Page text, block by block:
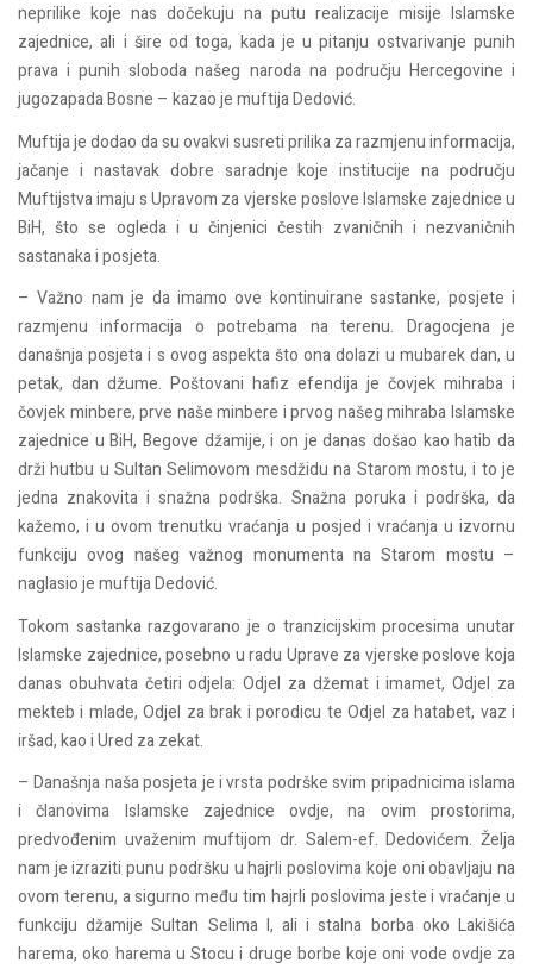
neprilike koje nas dočekuju na putu realizacije misije Islamske
zajednice, ali i šire od toga, kada je u pitanju ostvarivanje punih
prava i punih sloboda našeg naroda na području Hercegovine i
jugozapada Bosne – kazao je muftija Dedović.
Muftija je dodao da su ovakvi susreti prilika za razmjenu informacija,
jačanje i nastavak dobre saradnje koje institucije na području
Muftijstva imaju s Upravom za vjerske poslove Islamske zajednice u
BiH, što se ogleda i u činjenici čestih zvaničnih i nezvaničnih
sastanaka i posjeta.
– Važno nam je da imamo ove kontinuirane sastanke, posjete i
razmjenu informacija o potrebama na terenu. Dragocjena je
današnja posjeta i s ovog aspekta što ona dolazi u mubarek dan, u
petak, dan džume. Poštovani hafiz efendija je čovjek mihraba i
čovjek minbere, prve naše minbere i prvog našeg mihraba Islamske
zajednice u BiH, Begove džamije, i on je danas došao kao hatib da
drži hutbu u Sultan Selimovom mesdžidu na Starom mostu, i to je
jedna znakovita i snažna podrška. Snažna poruka i podrška, da
kažemo, i u ovom trenutku vraćanja u posjed i vraćanja u izvornu
funkciju ovog našeg važnog monumenta na Starom mostu –
naglasio je muftija Dedović.
Tokom sastanka razgovarano je o tranzicijskim procesima unutar
Islamske zajednice, posebno u radu Uprave za vjerske poslove koja
danas obuhvata četiri odjela: Odjel za džemat i imamet, Odjel za
mekteb i mlade, Odjel za brak i porodicu te Odjel za hatabet, vaz i
iršad, kao i Ured za zekat.
– Današnja naša posjeta je i vrsta podrške svim pripadnicima islama
i članovima Islamske zajednice ovdje, na ovim prostorima,
predvođenim uvaženim muftijom dr. Salem-ef. Dedovićem. Želja
nam je izraziti punu podršku u hajrli poslovima koje oni obavljaju na
ovom terenu, a sigurno među tim hajrli poslovima jeste i vraćanje u
funkciju džamije Sultan Selima I, ali i stalna borba oko Lakišića
harema, oko harema u Stocu i druge borbe koje oni vode ovdje za